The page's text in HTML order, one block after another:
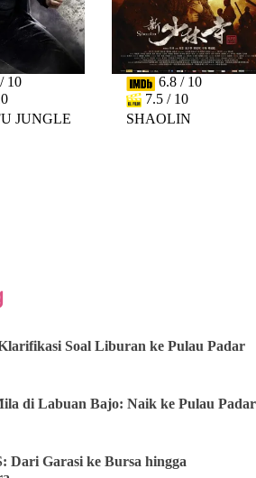
10
JUNGLE
6.8 / 10
7.5 / 10
SHAOLIN
Soal Liburan ke Pulau Padar
di Labuan Bajo: Naik ke Pulau Padar
Dari Garasi ke Bursa hingga